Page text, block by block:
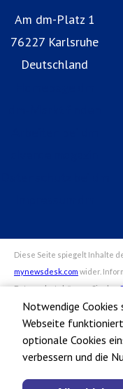
Notwendige Cookies
Webseite
optionale Cookies
verbessern und die
Am dm-Platz 1
76227 Karlsruhe
Deutschland